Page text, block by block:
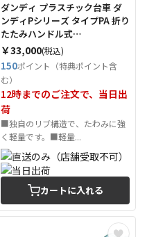
ダンディ プラスチック台車 ダ
ンディPシリーズ タイプPA 折り
たたみハンドル式
W905×D605 （Tcode：
2082180）
￥33,000(税込)
150ポイント（特典ポイント含
む）
12時までのご注文で、当日出
荷
■独自のリブ構造で、たわみに強
く軽量です。■軽量...
カートに入れる